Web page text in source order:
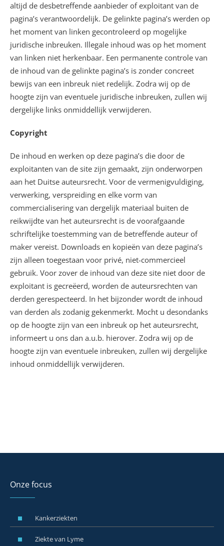
altijd de desbetreffende aanbieder of exploitant van de
pagina’s verantwoordelijk. De gelinkte pagina’s werden op
het moment van linken gecontroleerd op mogelijke
juridische inbreuken. Illegale inhoud was op het moment
van linken niet herkenbaar. Een permanente controle van
de inhoud van de gelinkte pagina’s is zonder concreet
bewijs van een inbreuk niet redelijk. Zodra wij op de
hoogte zijn van eventuele juridische inbreuken, zullen wij
dergelijke links onmiddellijk verwijderen.
Copyright
De inhoud en werken op deze pagina’s die door de
exploitanten van de site zijn gemaakt, zijn onderworpen
aan het Duitse auteursrecht. Voor de vermenigvuldiging,
verwerking, verspreiding en elke vorm van
commercialisering van dergelijk materiaal buiten de
reikwijdte van het auteursrecht is de voorafgaande
schriftelijke toestemming van de betreffende auteur of
maker vereist. Downloads en kopieën van deze pagina’s
zijn alleen toegestaan voor privé, niet-commercieel
gebruik. Voor zover de inhoud van deze site niet door de
exploitant is gecreëerd, worden de auteursrechten van
derden gerespecteerd. In het bijzonder wordt de inhoud
van derden als zodanig gekenmerkt. Mocht u desondanks
op de hoogte zijn van een inbreuk op het auteursrecht,
informeert u ons dan a.u.b. hierover. Zodra wij op de
hoogte zijn van eventuele inbreuken, zullen wij dergelijke
inhoud onmiddellijk verwijderen.
Onze focus
Kankerziekten
Ziekte van Lyme